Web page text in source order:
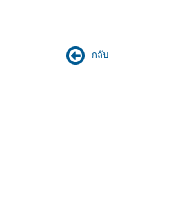
กลับ